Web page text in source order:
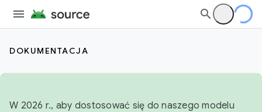
DOKUMENTACJA
W 2026 r., aby dostosować się do naszego modelu